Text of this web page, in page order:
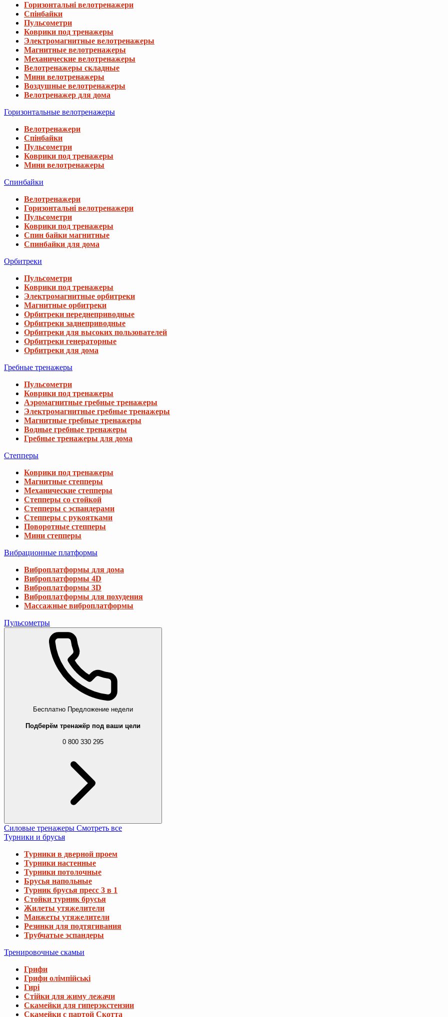
Горизонтальні велотренажери
Спінбайки
Пульсометри
Коврики под тренажеры
Электромагнитные велотренажеры
Магнитные велотренажеры
Механические велотренажеры
Велотренажеры складные
Мини велотренажеры
Воздушные велотренажеры
Велотренажер для дома
Горизонтальные велотренажеры
Велотренажери
Спінбайки
Пульсометри
Коврики под тренажеры
Мини велотренажеры
Спинбайки
Велотренажери
Горизонтальні велотренажери
Пульсометри
Коврики под тренажеры
Спин байки магнитные
Спинбайки для дома
Орбитреки
Пульсометри
Коврики под тренажеры
Электромагнитные орбитреки
Магнитные орбитреки
Орбитреки переднеприводные
Орбитреки заднеприводные
Орбитреки для высоких пользователей
Орбитреки генераторные
Орбитреки для дома
Гребные тренажеры
Пульсометри
Коврики под тренажеры
Аэромагнитные гребные тренажеры
Электромагнитные гребные тренажеры
Магнитные гребные тренажеры
Водные гребные тренажеры
Гребные тренажеры для дома
Степперы
Коврики под тренажеры
Магнитные степперы
Механические степперы
Степперы со стойкой
Степперы с эспандерами
Степперы с рукоятками
Поворотные степперы
Мини степперы
Вибрационные платформы
Виброплатформы для дома
Виброплатформы 4D
Виброплатформы 3D
Виброплатформы для похудения
Массажные виброплатформы
Пульсометры
Бесплатно Предложение недели
Подберём тренажёр под ваши цели
0 800 330 295
Силовые тренажеры Смотреть все
Турники и брусья
Турники в дверной проем
Турники настенные
Турники потолочные
Брусья напольные
Турник брусья пресс 3 в 1
Стойки турник брусья
Жилеты утяжелители
Манжеты утяжелители
Резинки для подтягивания
Трубчатые эспандеры
Тренировочные скамьи
Грифи
Грифи олімпійські
Гирі
Стійки для жиму лежачи
Скамейки для гиперэкстензии
Скамейки с партой Скотта